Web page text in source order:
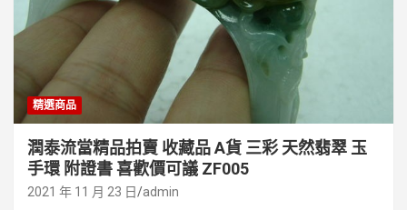
精選商品
潤泰流當精品拍賣 收藏品 A貨 三彩 天然翡翠 玉
手環 附證書 喜歡價可議 ZF005
2021 年 11 月 23 日 admin